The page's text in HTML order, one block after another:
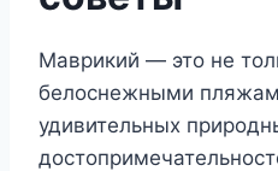
Маврикий — это не
белоснежными
удивительных